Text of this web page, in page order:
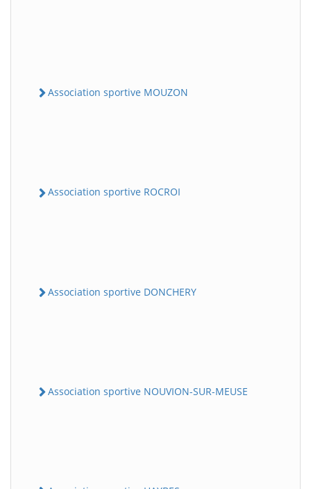
Association sportive MOUZON
Association sportive ROCROI
Association sportive DONCHERY
Association sportive NOUVION-SUR-MEUSE